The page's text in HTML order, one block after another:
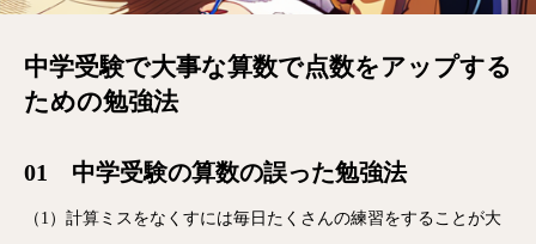
中学受験で大事な算数で点数をアップする
ための勉強法
01 中学受験の算数の誤った勉強法
（1）計算ミスをなくすには毎日たくさんの練習をすることが大